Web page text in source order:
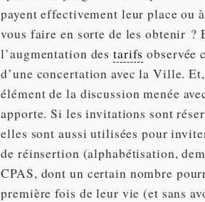
payent effectivement leur place ou
vous faire en sorte de les obtenir ?
l’augmentation destarifs observée
d’une concertation avec la Ville.
élément de la discussion menée
apporte. Si les invitations sont
elles sont aussi utilisées pour
de réinsertion (alphabétisation,
CPAS, dont un certain nombre
première fois de leur vie (et sans